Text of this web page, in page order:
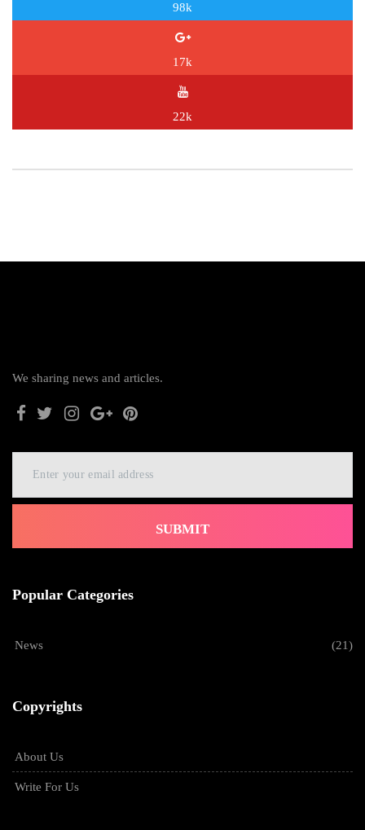
98k
17k
22k
We sharing news and articles.
SUBMIT
Popular Categories
News (21)
Copyrights
About Us
Write For Us